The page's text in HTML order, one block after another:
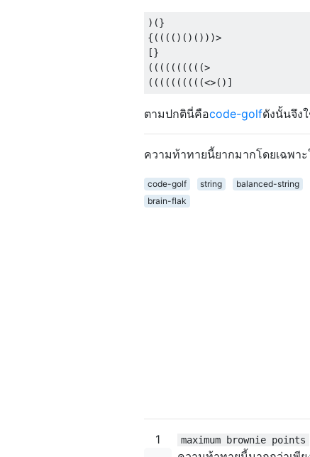
)(}
{(((()()()))>
[}
((((((((((>
ตามปกตินี่คือcode-golfดังนั้นจึง
ความท้าทายนี้ยากมากโดยเฉพา
code-golf string balanced-string
brain-flak
1 maximum brownie points